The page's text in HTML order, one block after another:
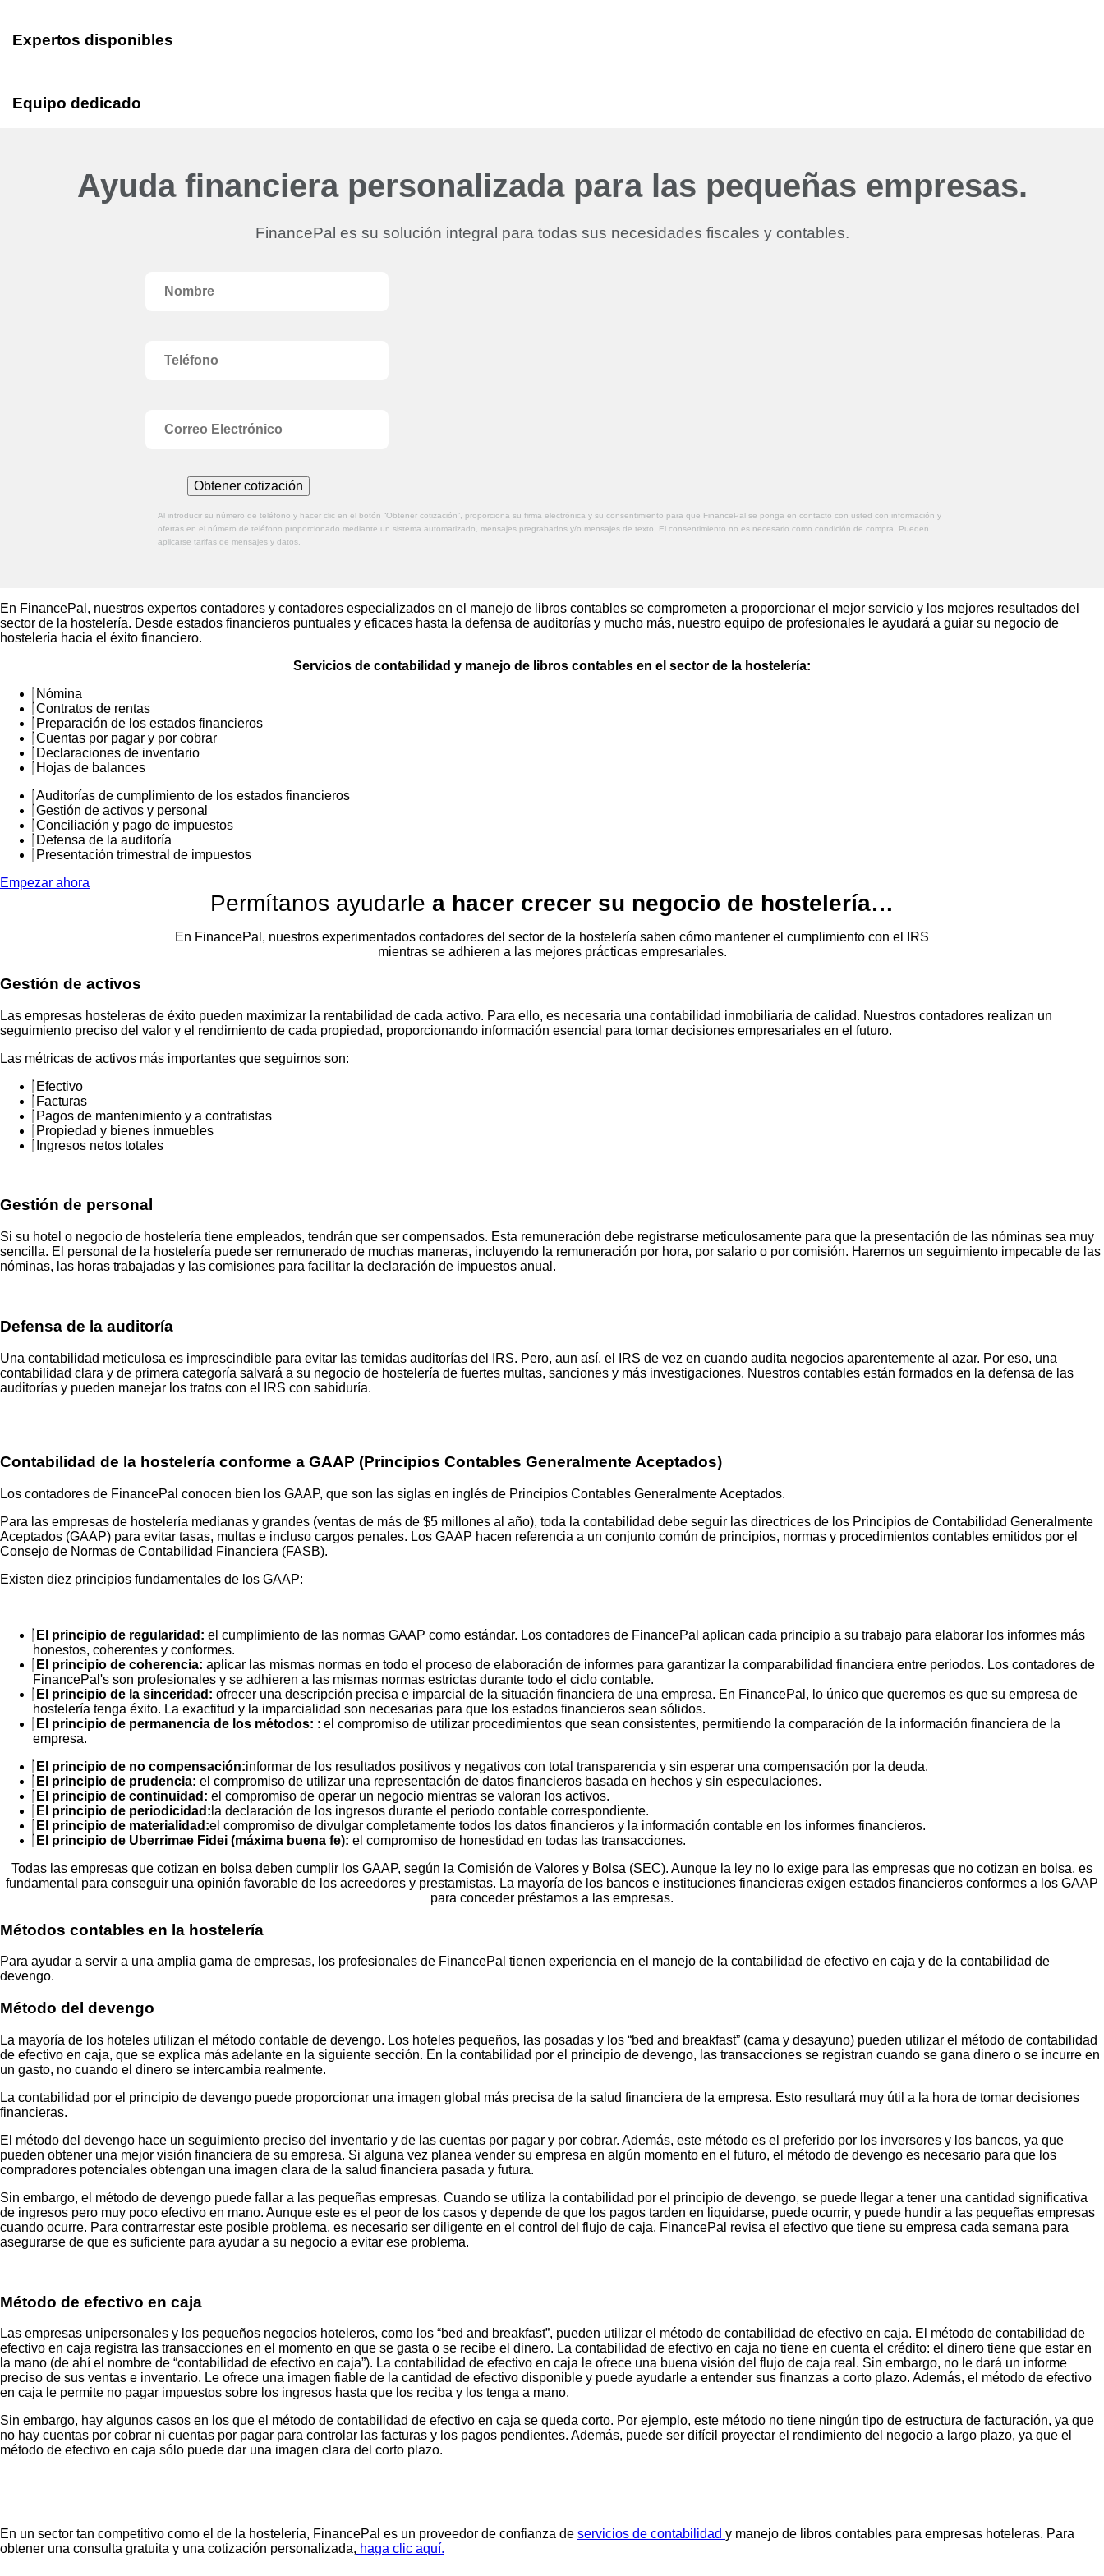
Expertos disponibles
Equipo dedicado
Ayuda financiera personalizada para las pequeñas empresas.
FinancePal es su solución integral para todas sus necesidades fiscales y contables.
Al introducir su número de teléfono y hacer clic en el botón “Obtener cotización”, proporciona su firma electrónica y su consentimiento para que FinancePal se ponga en contacto con usted con información y
ofertas en el número de teléfono proporcionado mediante un sistema automatizado, mensajes pregrabados y/o mensajes de texto. El consentimiento no es necesario como condición de compra. Pueden
aplicarse tarifas de mensajes y datos.
En FinancePal, nuestros expertos contadores y contadores especializados en el manejo de libros contables se comprometen a proporcionar el mejor servicio y los mejores resultados del
sector de la hostelería. Desde estados financieros puntuales y eficaces hasta la defensa de auditorías y mucho más, nuestro equipo de profesionales le ayudará a guiar su negocio de
hostelería hacia el éxito financiero.
Servicios de contabilidad y manejo de libros contables en el sector de la hostelería:
Nómina
Contratos de rentas
Preparación de los estados financieros
Cuentas por pagar y por cobrar
Declaraciones de inventario
Hojas de balances
Auditorías de cumplimiento de los estados financieros
Gestión de activos y personal
Conciliación y pago de impuestos
Defensa de la auditoría
Presentación trimestral de impuestos
Empezar ahora
Permítanos ayudarle a hacer crecer su negocio de hostelería…
En FinancePal, nuestros experimentados contadores del sector de la hostelería saben cómo mantener el cumplimiento con el IRS
mientras se adhieren a las mejores prácticas empresariales.
Gestión de activos
Las empresas hosteleras de éxito pueden maximizar la rentabilidad de cada activo. Para ello, es necesaria una contabilidad inmobiliaria de calidad. Nuestros contadores realizan un
seguimiento preciso del valor y el rendimiento de cada propiedad, proporcionando información esencial para tomar decisiones empresariales en el futuro.
Las métricas de activos más importantes que seguimos son:
Efectivo
Facturas
Pagos de mantenimiento y a contratistas
Propiedad y bienes inmuebles
Ingresos netos totales
Gestión de personal
Si su hotel o negocio de hostelería tiene empleados, tendrán que ser compensados. Esta remuneración debe registrarse meticulosamente para que la presentación de las nóminas sea muy
sencilla. El personal de la hostelería puede ser remunerado de muchas maneras, incluyendo la remuneración por hora, por salario o por comisión. Haremos un seguimiento impecable de las
nóminas, las horas trabajadas y las comisiones para facilitar la declaración de impuestos anual.
Defensa de la auditoría
Una contabilidad meticulosa es imprescindible para evitar las temidas auditorías del IRS. Pero, aun así, el IRS de vez en cuando audita negocios aparentemente al azar. Por eso, una
contabilidad clara y de primera categoría salvará a su negocio de hostelería de fuertes multas, sanciones y más investigaciones. Nuestros contables están formados en la defensa de las
auditorías y pueden manejar los tratos con el IRS con sabiduría.
Contabilidad de la hostelería conforme a GAAP (Principios Contables Generalmente Aceptados)
Los contadores de FinancePal conocen bien los GAAP, que son las siglas en inglés de Principios Contables Generalmente Aceptados.
Para las empresas de hostelería medianas y grandes (ventas de más de $5 millones al año), toda la contabilidad debe seguir las directrices de los Principios de Contabilidad Generalmente
Aceptados (GAAP) para evitar tasas, multas e incluso cargos penales. Los GAAP hacen referencia a un conjunto común de principios, normas y procedimientos contables emitidos por el
Consejo de Normas de Contabilidad Financiera (FASB).
Existen diez principios fundamentales de los GAAP:
El principio de regularidad: el cumplimiento de las normas GAAP como estándar. Los contadores de FinancePal aplican cada principio a su trabajo para elaborar los informes más
honestos, coherentes y conformes.
El principio de coherencia: aplicar las mismas normas en todo el proceso de elaboración de informes para garantizar la comparabilidad financiera entre periodos. Los contadores de
FinancePal's son profesionales y se adhieren a las mismas normas estrictas durante todo el ciclo contable.
El principio de la sinceridad: ofrecer una descripción precisa e imparcial de la situación financiera de una empresa. En FinancePal, lo único que queremos es que su empresa de
hostelería tenga éxito. La exactitud y la imparcialidad son necesarias para que los estados financieros sean sólidos.
El principio de permanencia de los métodos: : el compromiso de utilizar procedimientos que sean consistentes, permitiendo la comparación de la información financiera de la
empresa.
El principio de no compensación:informar de los resultados positivos y negativos con total transparencia y sin esperar una compensación por la deuda.
El principio de prudencia: el compromiso de utilizar una representación de datos financieros basada en hechos y sin especulaciones.
El principio de continuidad: el compromiso de operar un negocio mientras se valoran los activos.
El principio de periodicidad: la declaración de los ingresos durante el periodo contable correspondiente.
El principio de materialidad:el compromiso de divulgar completamente todos los datos financieros y la información contable en los informes financieros.
El principio de Uberrimae Fidei (máxima buena fe): el compromiso de honestidad en todas las transacciones.
Todas las empresas que cotizan en bolsa deben cumplir los GAAP, según la Comisión de Valores y Bolsa (SEC). Aunque la ley no lo exige para las empresas que no cotizan en bolsa, es
fundamental para conseguir una opinión favorable de los acreedores y prestamistas. La mayoría de los bancos e instituciones financieras exigen estados financieros conformes a los GAAP
para conceder préstamos a las empresas.
Métodos contables en la hostelería
Para ayudar a servir a una amplia gama de empresas, los profesionales de FinancePal tienen experiencia en el manejo de la contabilidad de efectivo en caja y de la contabilidad de
devengo.
Método del devengo
La mayoría de los hoteles utilizan el método contable de devengo. Los hoteles pequeños, las posadas y los “bed and breakfast” (cama y desayuno) pueden utilizar el método de contabilidad
de efectivo en caja, que se explica más adelante en la siguiente sección. En la contabilidad por el principio de devengo, las transacciones se registran cuando se gana dinero o se incurre en
un gasto, no cuando el dinero se intercambia realmente.
La contabilidad por el principio de devengo puede proporcionar una imagen global más precisa de la salud financiera de la empresa. Esto resultará muy útil a la hora de tomar decisiones
financieras.
El método del devengo hace un seguimiento preciso del inventario y de las cuentas por pagar y por cobrar. Además, este método es el preferido por los inversores y los bancos, ya que
pueden obtener una mejor visión financiera de su empresa. Si alguna vez planea vender su empresa en algún momento en el futuro, el método de devengo es necesario para que los
compradores potenciales obtengan una imagen clara de la salud financiera pasada y futura.
Sin embargo, el método de devengo puede fallar a las pequeñas empresas. Cuando se utiliza la contabilidad por el principio de devengo, se puede llegar a tener una cantidad significativa
de ingresos pero muy poco efectivo en mano. Aunque este es el peor de los casos y depende de que los pagos tarden en liquidarse, puede ocurrir, y puede hundir a las pequeñas empresas
cuando ocurre. Para contrarrestar este posible problema, es necesario ser diligente en el control del flujo de caja. FinancePal revisa el efectivo que tiene su empresa cada semana para
asegurarse de que es suficiente para ayudar a su negocio a evitar ese problema.
Método de efectivo en caja
Las empresas unipersonales y los pequeños negocios hoteleros, como los “bed and breakfast”, pueden utilizar el método de contabilidad de efectivo en caja. El método de contabilidad de
efectivo en caja registra las transacciones en el momento en que se gasta o se recibe el dinero. La contabilidad de efectivo en caja no tiene en cuenta el crédito: el dinero tiene que estar en
la mano (de ahí el nombre de “contabilidad de efectivo en caja”). La contabilidad de efectivo en caja le ofrece una buena visión del flujo de caja real. Sin embargo, no le dará un informe
preciso de sus ventas e inventario. Le ofrece una imagen fiable de la cantidad de efectivo disponible y puede ayudarle a entender sus finanzas a corto plazo. Además, el método de efectivo
en caja le permite no pagar impuestos sobre los ingresos hasta que los reciba y los tenga a mano.
Sin embargo, hay algunos casos en los que el método de contabilidad de efectivo en caja se queda corto. Por ejemplo, este método no tiene ningún tipo de estructura de facturación, ya que
no hay cuentas por cobrar ni cuentas por pagar para controlar las facturas y los pagos pendientes. Además, puede ser difícil proyectar el rendimiento del negocio a largo plazo, ya que el
método de efectivo en caja sólo puede dar una imagen clara del corto plazo.
En un sector tan competitivo como el de la hostelería, FinancePal es un proveedor de confianza de servicios de contabilidad y manejo de libros contables para empresas hoteleras. Para
obtener una consulta gratuita y una cotización personalizada, haga clic aquí.